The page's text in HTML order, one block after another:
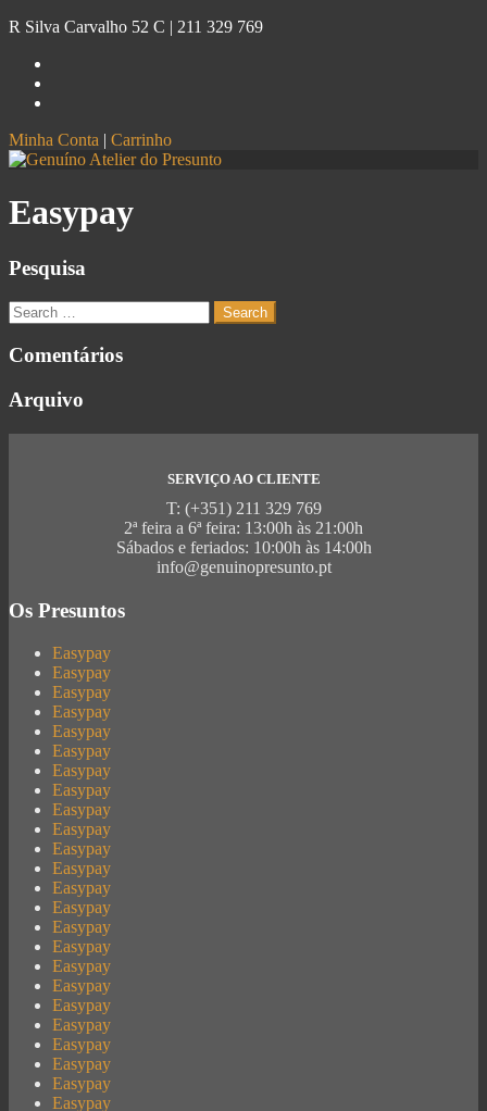
R Silva Carvalho 52 C | 211 329 769
Minha Conta | Carrinho
Easypay
Pesquisa
Comentários
Arquivo
SERVIÇO AO CLIENTE
T: (+351) 211 329 769
2ª feira a 6ª feira: 13:00h às 21:00h
Sábados e feriados: 10:00h às 14:00h
info@genuinopresunto.pt
Os Presuntos
Easypay
Easypay
Easypay
Easypay
Easypay
Easypay
Easypay
Easypay
Easypay
Easypay
Easypay
Easypay
Easypay
Easypay
Easypay
Easypay
Easypay
Easypay
Easypay
Easypay
Easypay
Easypay
Easypay
Easypay